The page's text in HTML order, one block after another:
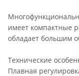
имеет компактные
обладает большим
Технические
Плавная